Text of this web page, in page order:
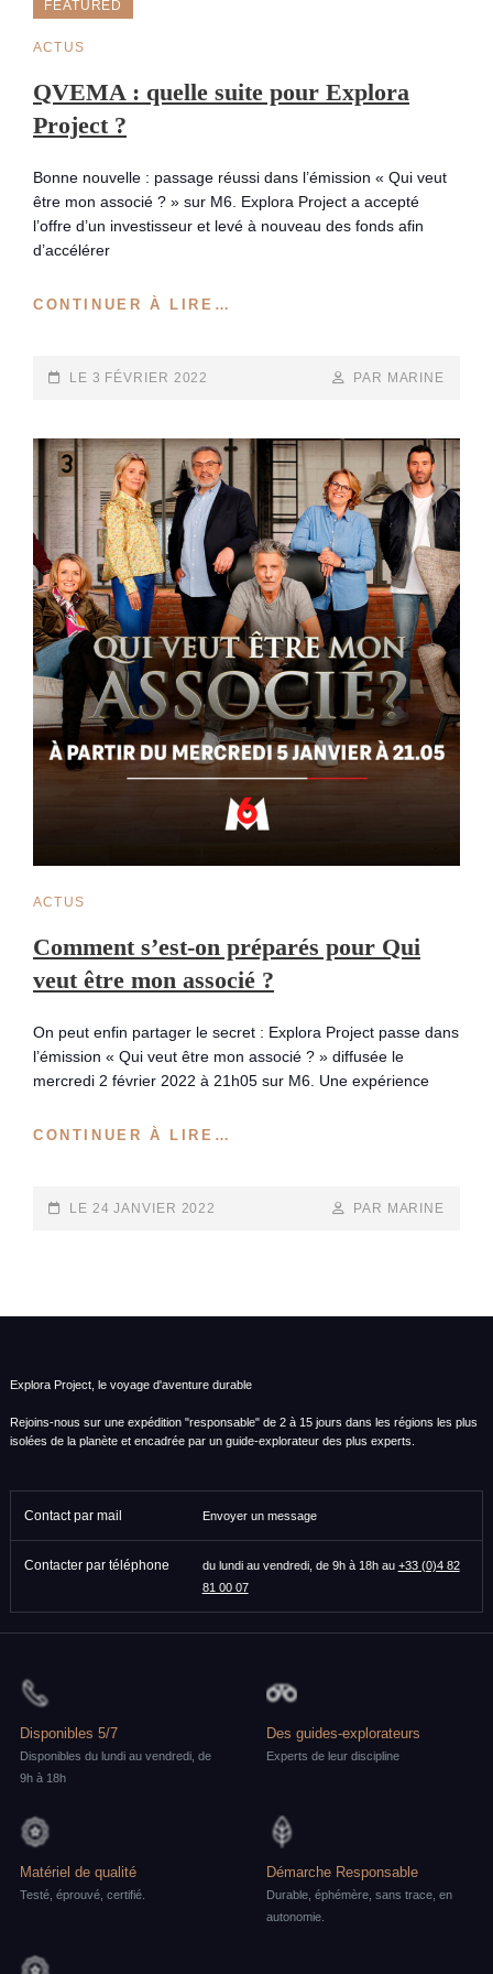
FEATURED
CAT
ACTUS
QVEMA : quelle suite pour Explora
Project ?
Bonne nouvelle : passage réussi dans l’émission « Qui veut
être mon associé ? » sur M6. Explora Project a accepté
l’offre d’un investisseur et levé à nouveau des fonds afin
d’accélérer
CONTINUER À LIRE…
PROJECT
POSTED-
LE 3 FÉVRIER 2022
BY
BYLINEPAR MARINE
CAT
ACTUS
Comment s’est-on préparés pour Qui
veut être mon associé ?
On peut enfin partager le secret : Explora Project passe dans
l’émission « Qui veut être mon associé ? » diffusée le
mercredi 2 février 2022 à 21h05 sur M6. Une expérience
CONTINUER À LIRE…
?
POSTED-
LE 24 JANVIER 2022
BY
BYLINEPAR MARINE
Explora Project, le voyage d'aventure durable
Rejoins-nous sur une expédition "responsable" de 2 à 15 jours dans les régions les plus
isolées de la planète et encadrée par un guide-explorateur des plus experts.
Contact par mail Envoyer un message
Contacter par téléphone du lundi au vendredi, de 9h à 18h au +33 (0)4 82
81 00 07
Disponibles 5/7
Disponibles du lundi au vendredi, de
9h à 18h
Des guides-explorateurs
Experts de leur discipline
Matériel de qualité
Testé, éprouvé, certifié.
Démarche Responsable
Durable, éphémère, sans trace, en
autonomie.